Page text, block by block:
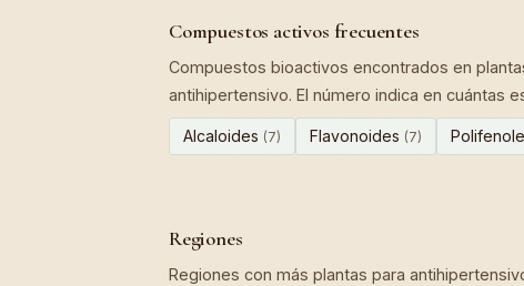
Compuestos activos frecuentes
Compuestos bioactivos encontrados en
antihipertensivo. El número indica en cuántas
Alcaloides (7) Flavonoides (7)
Regiones
Regiones con más plantas para